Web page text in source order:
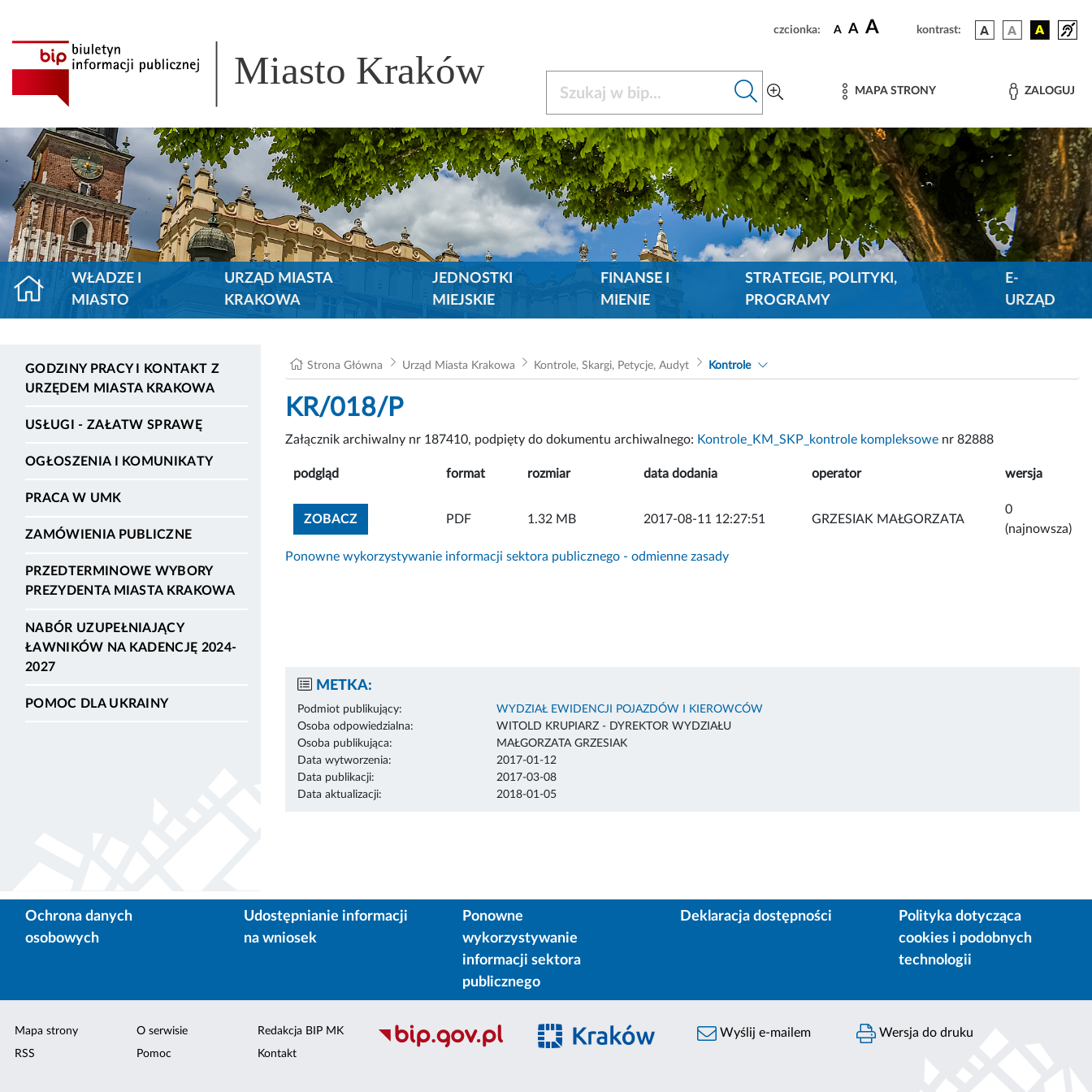
czcionka: A A A kontrast:
Miasto Kraków MAPA STRONY ZALOGUJ
WŁADZE I
MIASTO
URZĄD MIASTA
KRAKOWA
JEDNOSTKI
MIEJSKIE
FINANSE I
MIENIE
STRATEGIE, POLITYKI,
PROGRAMY
E-
URZĄD
GODZINY PRACY I KONTAKT Z
URZĘDEM MIASTA KRAKOWA
USŁUGI - ZAŁATW SPRAWĘ
OGŁOSZENIA I KOMUNIKATY
PRACA W UMK
ZAMÓWIENIA PUBLICZNE
PRZEDTERMINOWE WYBORY
PREZYDENTA MIASTA KRAKOWA
NABÓR UZUPEŁNIAJĄCY
ŁAWNIKÓW NA KADENCJĘ 2024-
2027
POMOC DLA UKRAINY
Strona Główna Urząd Miasta Krakowa Kontrole, Skargi, Petycje, Audyt Kontrole
KR/018/P
Załącznik archiwalny nr 187410, podpięty do dokumentu archiwalnego: Kontrole_KM_SKP_kontrole kompleksowe nr 82888
podgląd format rozmiar data dodania operator wersja
ZOBACZZOBACZ ZAŁĄCZNIK
PDF 1.32 MB 2017-08-11 12:27:51 GRZESIAK MAŁGORZATA
0
(najnowsza)
Ponowne wykorzystywanie informacji sektora publicznego - odmienne zasady
METKA:
Podmiot publikujący:
WYDZIAŁ EWIDENCJI POJAZDÓW I KIEROWCÓW
Osoba odpowiedzialna:
WITOLD KRUPIARZ - DYREKTOR WYDZIAŁU
Osoba publikująca:
MAŁGORZATA GRZESIAK
Data wytworzenia:
2017-01-12
Data publikacji:
2017-03-08
Data aktualizacji:
2018-01-05
Ochrona danych
osobowych
Udostępnianie informacji
na wniosek
Ponowne
wykorzystywanie
informacji sektora
publicznego
Deklaracja dostępności
Polityka dotycząca
cookies i podobnych
technologii
Mapa strony
RSS
O serwisie
Pomoc
Redakcja BIP MK
Kontakt
Wyślij e-mailem Wersja do druku